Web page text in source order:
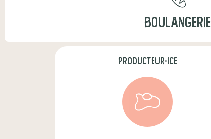
BOULANGERIE
producteur·ice